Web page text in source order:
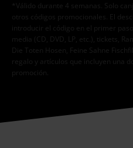
*Válido durante 4 semanas. Solo
otros códigos promocionales. El
introducir el código en el primer
media (CD, DVD, LP, etc.), tickets,
Die Toten Hosen, Feine Sahne
regalo y artículos que incluyen una
promoción.